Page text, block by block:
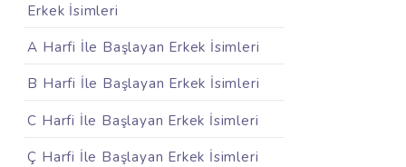
Erkek İsimleri
A Harfi İle Başlayan Erkek İsimleri
B Harfi İle Başlayan Erkek İsimleri
C Harfi İle Başlayan Erkek İsimleri
Ç Harfi İle Başlayan Erkek İsimleri